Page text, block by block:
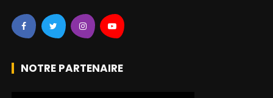
NOTRE PARTENAIRE